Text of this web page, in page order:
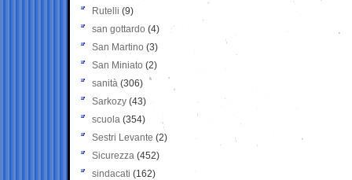
Rutelli (9)
san gottardo (4)
San Martino (3)
San Miniato (2)
sanità (306)
Sarkozy (43)
scuola (354)
Sestri Levante (2)
Sicurezza (452)
sindacati (162)